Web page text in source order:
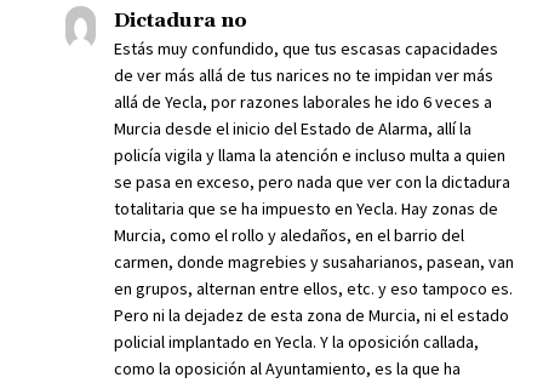
Dictadura no
Estás muy confundido, que tus escasas capacidades
de ver más allá de tus narices no te impidan ver más
allá de Yecla, por razones laborales he ido 6 veces a
Murcia desde el inicio del Estado de Alarma, allí la
policía vigila y llama la atención e incluso multa a quien
se pasa en exceso, pero nada que ver con la dictadura
totalitaria que se ha impuesto en Yecla. Hay zonas de
Murcia, como el rollo y aledaños, en el barrio del
carmen, donde magrebies y susaharianos, pasean, van
en grupos, alternan entre ellos, etc. y eso tampoco es.
Pero ni la dejadez de esta zona de Murcia, ni el estado
policial implantado en Yecla. Y la oposición callada,
como la oposición al Ayuntamiento, es la que ha